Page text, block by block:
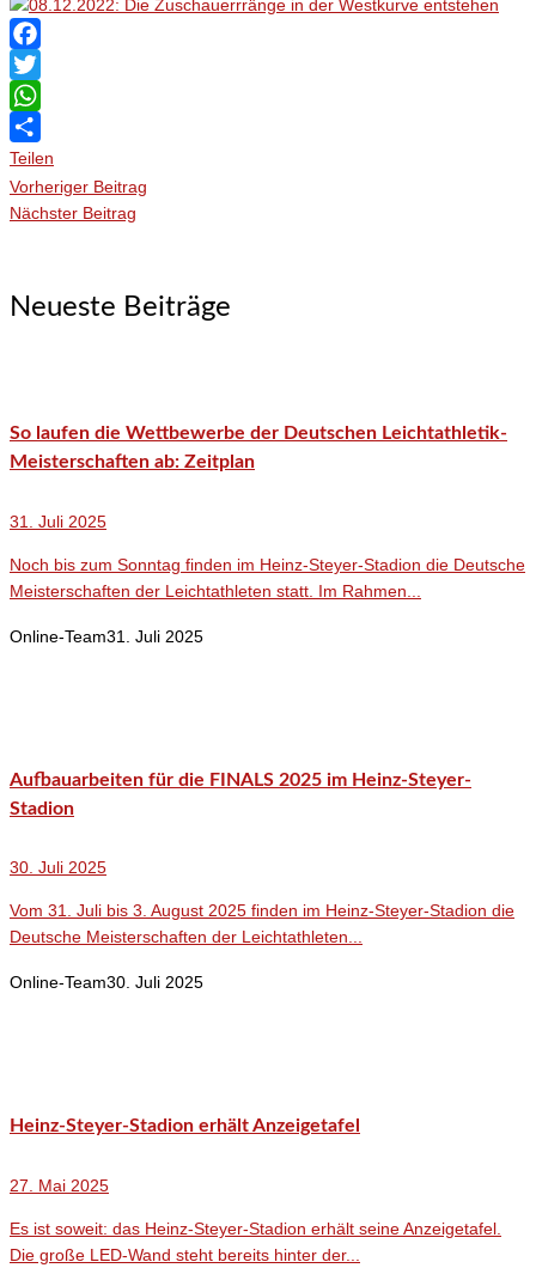
Facebook
Twitter
WhatsApp
Teilen
Vorheriger Beitrag
Nächster Beitrag
Neueste Beiträge
So laufen die Wettbewerbe der Deutschen Leichtathletik-
Meisterschaften ab: Zeitplan
31. Juli 2025
Noch bis zum Sonntag finden im Heinz-Steyer-Stadion die Deutsche
Meisterschaften der Leichtathleten statt. Im Rahmen...
Online-Team31. Juli 2025
Aufbauarbeiten für die FINALS 2025 im Heinz-Steyer-
Stadion
30. Juli 2025
Vom 31. Juli bis 3. August 2025 finden im Heinz-Steyer-Stadion die
Deutsche Meisterschaften der Leichtathleten...
Online-Team30. Juli 2025
Heinz-Steyer-Stadion erhält Anzeigetafel
27. Mai 2025
Es ist soweit: das Heinz-Steyer-Stadion erhält seine Anzeigetafel.
Die große LED-Wand steht bereits hinter der...